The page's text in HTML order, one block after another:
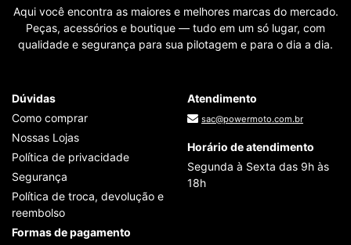
Aqui você encontra as maiores e melhores marcas do mercado.
Peças, acessórios e boutique — tudo em um só lugar, com
qualidade e segurança para sua pilotagem e para o dia a dia.
Dúvidas
Como comprar
Nossas Lojas
Política de privacidade
Segurança
Política de troca, devolução e
reembolso
Atendimento
sac@powermoto.com.br
Horário de atendimento
Segunda à Sexta das 9h às
18h
Formas de pagamento